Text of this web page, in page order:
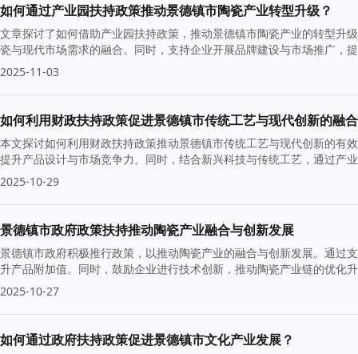
如何通过产业园扶持政策推动景德镇市陶瓷产业转型升级？
文章探讨了如何借助产业园扶持政策，推动景德镇市陶瓷产业的转型升
瓷与现代市场需求的融合。同时，支持企业开展品牌建设与市场推广，
2025-11-03
如何利用财政扶持政策促进景德镇市传统工艺与现代创新的融
本文探讨如何利用财政扶持政策推动景德镇市传统工艺与现代创新的有
提升产品设计与市场竞争力。同时，结合新兴科技与传统工艺，通过产
机遇。
2025-10-29
景德镇市政府政策扶持推动陶瓷产业融合与创新发展
景德镇市政府积极推行政策，以推动陶瓷产业的融合与创新发展。通过
升产品附加值。同时，鼓励企业进行技术创新，推动陶瓷产业链的优化
2025-10-27
如何通过政府扶持政策促进景德镇市文化产业发展？